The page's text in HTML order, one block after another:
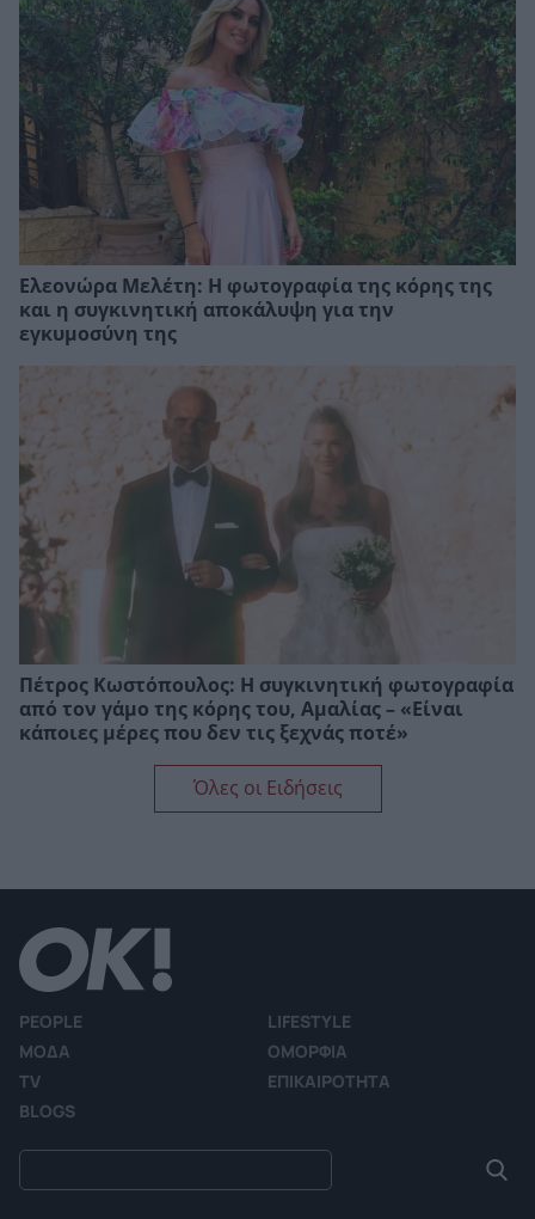
Ελεονώρα Μελέτη: Η φωτογραφία της κόρης της
και η συγκινητική αποκάλυψη για την
εγκυμοσύνη της
Πέτρος Κωστόπουλος: Η συγκινητική φωτογραφία
από τον γάμο της κόρης του, Αμαλίας – «Είναι
κάποιες μέρες που δεν τις ξεχνάς ποτέ»
Όλες οι Ειδήσεις
PEOPLE
LIFESTYLE
ΜΟΔΑ
ΟΜΟΡΦΙΑ
TV
ΕΠΙΚΑΙΡΟΤΗΤΑ
BLOGS